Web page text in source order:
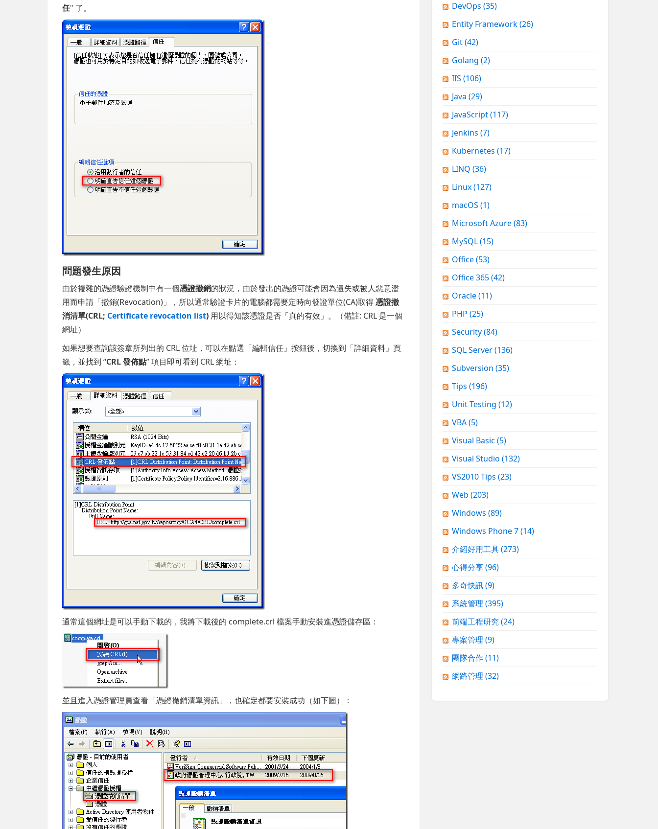
任" 了。
問題發生原因
由於複雜的憑證驗證機制中有一個憑證撤銷的狀況，由於發出的憑證可能會因為遺失或被人惡意濫
用而申請「撤銷(Revocation)」，所以通常驗證卡片的電腦都需要定時向發證單位(CA)取得憑證撤
消清單(CRL; Certificate revocation list) 用以得知該憑證是否「真的有效」。（備註: CRL 是一個
網址）
如果想要查詢該簽章所列出的 CRL 位址，可以在點選「編輯信任」按鈕後，切換到「詳細資料」頁
籤，並找到 “CRL 發佈點” 項目即可看到 CRL 網址：
通常這個網址是可以手動下載的，我將下載後的 complete.crl 檔案手動安裝進憑證儲存區：
並且進入憑證管理員查看「憑證撤銷清單資訊」，也確定都要安裝成功（如下圖）：
DevOps (35)
Entity Framework(26)
Git(42)
Golang (2)
IIS (106)
Java (29)
JavaScript(117)
Jenkins (7)
Kubernetes (17)
LINQ (36)
Linux(127)
macOS (1)
Microsoft Azure(83)
MySQL(15)
Office(53)
Office 365(42)
Oracle(11)
PHP (25)
Security(84)
SQL Server(136)
Subversion (35)
Tips (196)
Unit Testing (12)
VBA(5)
Visual Basic (5)
Visual Studio (132)
VS2010 Tips (23)
Web (203)
Windows (89)
Windows Phone 7(14)
介紹好用工具(273)
心得分享(96)
多奇快訊(9)
系統管理 (395)
前端工程研究(24)
專案管理 (9)
團隊合作(11)
網路管理 (32)